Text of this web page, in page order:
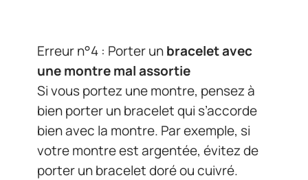
Erreur n°4 : Porter unbracelet avec
une montre mal assortie
Si vous portez une montre, pensez à
bien porter un bracelet qui s’accorde
bien avec la montre. Par exemple, si
votre montre est argentée, évitez de
porter un bracelet doré ou cuivré.